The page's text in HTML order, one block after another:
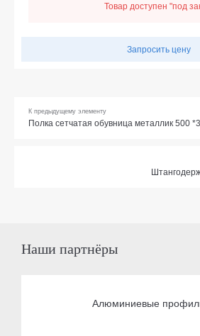
Товар доступен "под
Запросить цену
К предыдущему элементу
Полка сетчатая обувница металлик 500
Наши партнёры
Алюминиевые